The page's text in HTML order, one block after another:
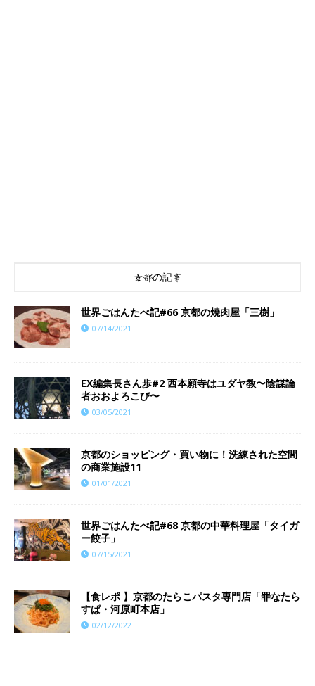
京都の記事
世界ごはんたべ記#66 京都の焼肉屋「三樹」
07/14/2021
EX編集長さん歩#2 西本願寺はユダヤ教〜陰謀論
者おおよろこび〜
03/05/2021
京都のショッピング・買い物に！洗練された空間
の商業施設11
01/01/2021
世界ごはんたべ記#68 京都の中華料理屋「タイガ
ー餃子」
07/15/2021
【食レポ 】京都のたらこパスタ専門店「罪なたら
すぱ・河原町本店」
02/12/2022